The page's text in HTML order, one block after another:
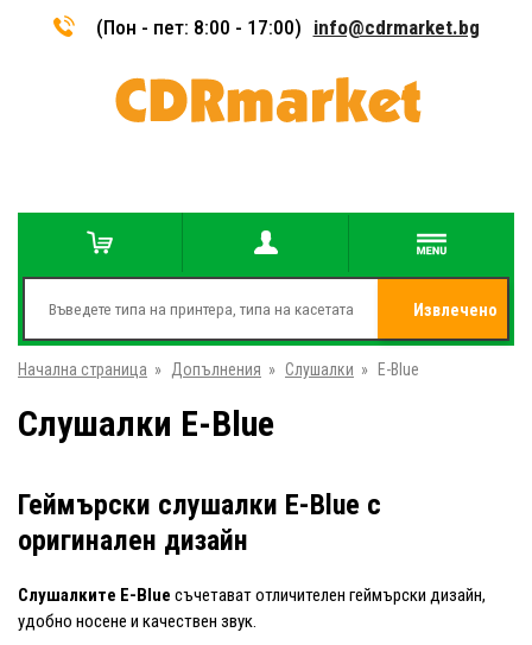
(Пон - пет: 8:00 - 17:00) info@cdrmarket.bg
Извлечено
Начална страница » Допълнения » Слушалки » E-Blue
Слушалки E-Blue
Геймърски слушалки E-Blue с
оригинален дизайн
Слушалките E-Blue съчетават отличителен геймърски дизайн,
удобно носене и качествен звук.